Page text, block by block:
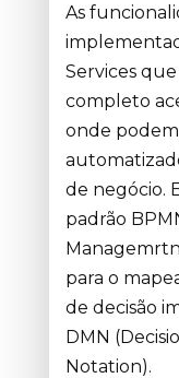
As
Services
completo
onde
de negócio.
padrão
para o
de decisão
DMN
Notation).